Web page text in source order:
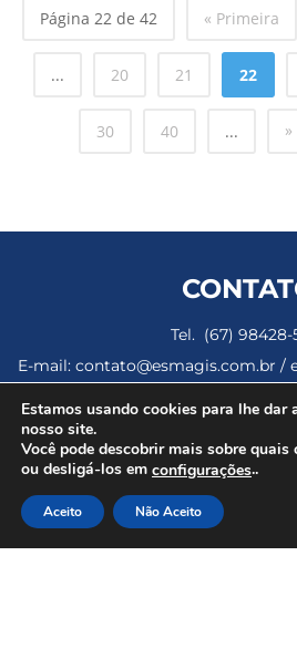
Página 22 de 42 « Primeira
... 20 21 22
30 40 ... »
Tel. (67) 98428-
E-mail: contato@esmagis.com.br /
Horários de
Períodos de aulas: 13h –
Dezembro de 2024 a Janeiro de
Estamos usando cookies para lhe dar
nosso site.
Você pode descobrir mais sobre
ou desligá-los em configurações..
Aceito Não Aceito